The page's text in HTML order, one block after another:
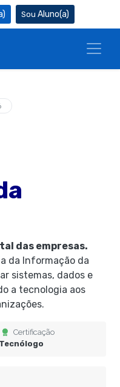
Aluno(a)
das empresas.
da Informação da
sistemas, dados e
a tecnologia aos
Certificação
Tecnólogo